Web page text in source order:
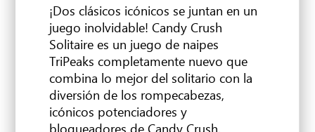
¡Dos clásicos icónicos se juntan en un
juego inolvidable! Candy Crush
Solitaire es un juego de naipes
TriPeaks completamente nuevo que
combina lo mejor del solitario con la
diversión de los rompecabezas,
icónicos potenciadores y
bloqueadores de Candy Crush.